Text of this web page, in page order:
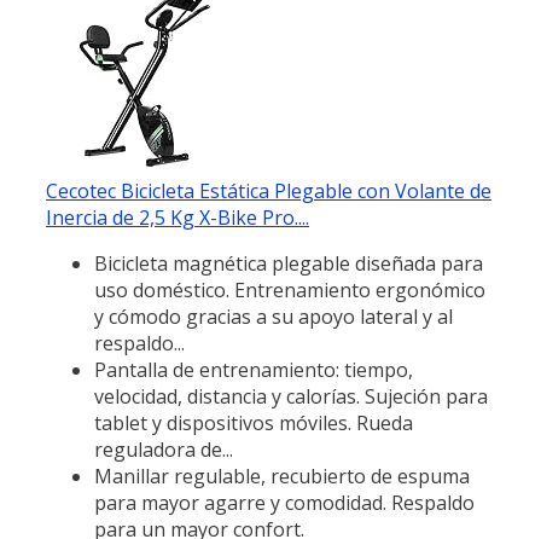
Cecotec Bicicleta Estática Plegable con Volante de
Inercia de 2,5 Kg X-Bike Pro....
Bicicleta magnética plegable diseñada para
uso doméstico. Entrenamiento ergonómico
y cómodo gracias a su apoyo lateral y al
respaldo...
Pantalla de entrenamiento: tiempo,
velocidad, distancia y calorías. Sujeción para
tablet y dispositivos móviles. Rueda
reguladora de...
Manillar regulable, recubierto de espuma
para mayor agarre y comodidad. Respaldo
para un mayor confort.